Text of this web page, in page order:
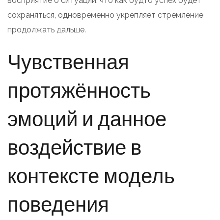
сохраняться, одновременно укрепляет стремление
продолжать дальше.
Чувственная
протяжённость
эмоций и данное
воздействие в
контексте модель
поведения